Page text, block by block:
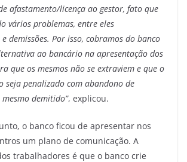
afastamento/licença ao gestor, fato que
vários problemas, entre eles
demissões. Por isso, cobramos do banco
ao bancário na apresentação dos
que os mesmos não se extraviem e que o
seja penalizado com abandono de
demitido”, explicou.
o banco ficou de apresentar nos
um plano de comunicação. A
trabalhadores é que o banco crie